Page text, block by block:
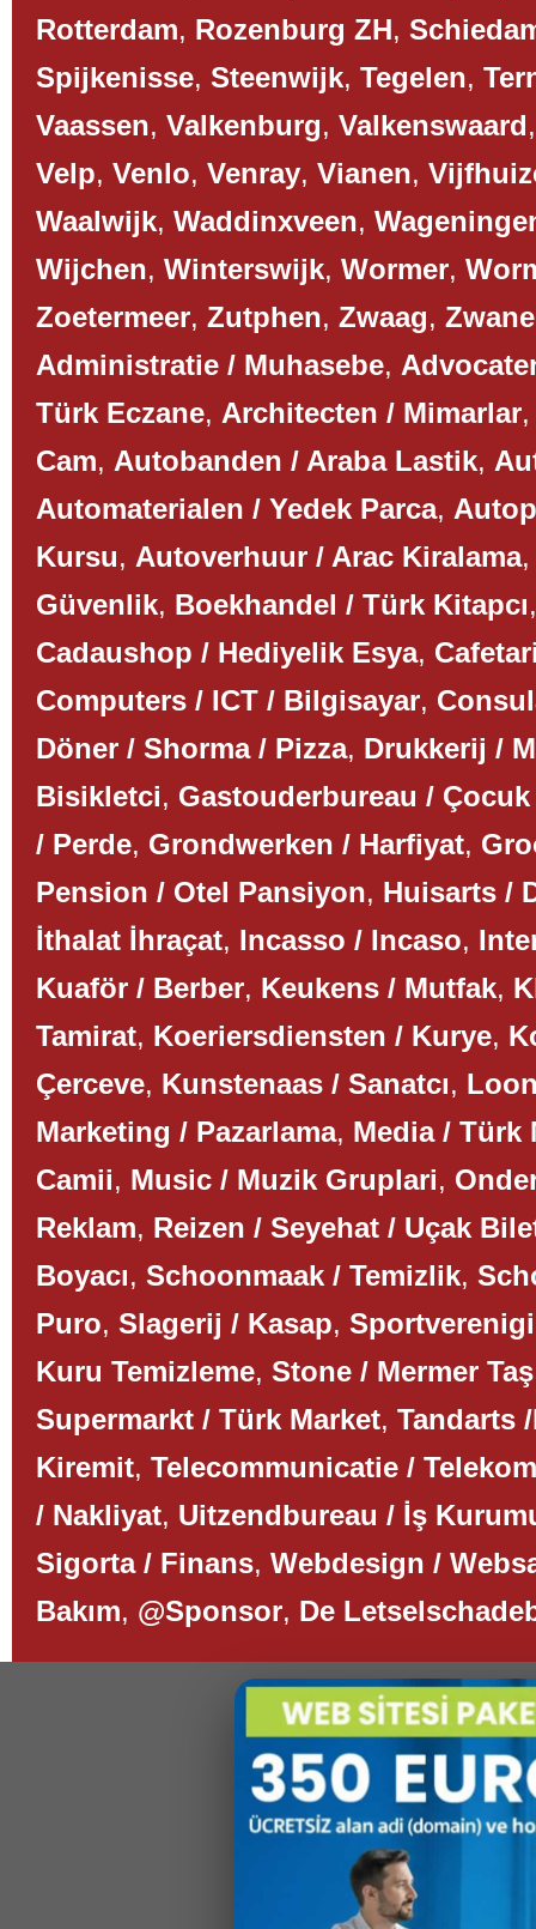
Rotterdam, Rozenburg ZH,
Spijkenisse, Steenwijk, Tegelen,
Vaassen, Valkenburg, Valkenswaard
Velp, Venlo, Venray, Vianen,
Waalwijk, Waddinxveen,
Wijchen, Winterswijk, Wormer,
Zoetermeer, Zutphen, Zwaag,
Administratie / Muhasebe,
Türk Eczane, Architecten / Mimarlar
Cam, Autobanden / Araba Lastik,
Automaterialen / Yedek Parca,
Kursu, Autoverhuur / Arac Kiralama
Güvenlik, Boekhandel / Türk Kitapcı
Cadaushop / Hediyelik Esya,
Computers / ICT / Bilgisayar,
Döner / Shorma / Pizza, Drukkerij /
Bisikletci, Gastouderbureau / Çocuk
/ Perde, Grondwerken / Harfiyat,
Pension / Otel Pansiyon, Huisarts /
İthalat İhraçat, Incasso / Incaso,
Kuaför / Berber, Keukens / Mutfak,
Tamirat, Koeriersdiensten / Kurye,
Çerceve, Kunstenaas / Sanatcı,
Marketing / Pazarlama, Media / Türk
Camii, Music / Muzik Gruplari,
Reklam, Reizen / Seyehat / Uçak
Boyacı, Schoonmaak / Temizlik,
Puro, Slagerij / Kasap,
Kuru Temizleme, Stone / Mermer Taş
Supermarkt / Türk Market, Tandarts
Kiremit, Telecommunicatie / Telekom
/ Nakliyat, Uitzendbureau / İş
Sigorta / Finans, Webdesign /
Bakım, @Sponsor, De